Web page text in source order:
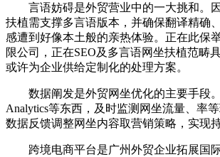
言语妨碍是外贸营业中的一大挑和。
扶植需支撑多言语版本，并确保翻译精确
感遭到好像本土般的亲热体验。正在此保
限公司，正在SEO及多言语网坐扶植范畴
或许为企业供给定制化的处理方案。
数据阐发是外贸网坐优化的主要手段。
Analytics等东西，及时监测网坐流量、率
数据反馈调整网坐内容取营销策略，实现
跨境电商平台是广州外贸企业拓展国际